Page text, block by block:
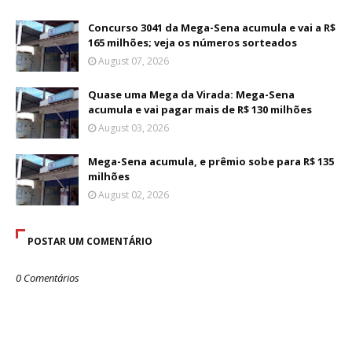
Concurso 3041 da Mega-Sena acumula e vai a R$
165 milhões; veja os números sorteados
August 07, 2026
Quase uma Mega da Virada: Mega-Sena
acumula e vai pagar mais de R$ 130 milhões
August 03, 2026
Mega-Sena acumula, e prêmio sobe para R$ 135
milhões
August 02, 2026
POSTAR UM COMENTÁRIO
0 Comentários